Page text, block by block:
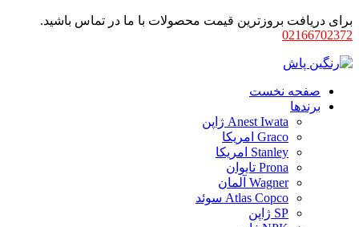
برای دریافت بروزترین قیمت محصولات با ما در تماس باشید.
02166702372
صفحه نخست
برندها
Anest Iwata ژاپن
Graco امریکا
Stanley امریکا
Prona تایوان
Wagner آلمان
Atlas Copco سوئد
SP ژاپن